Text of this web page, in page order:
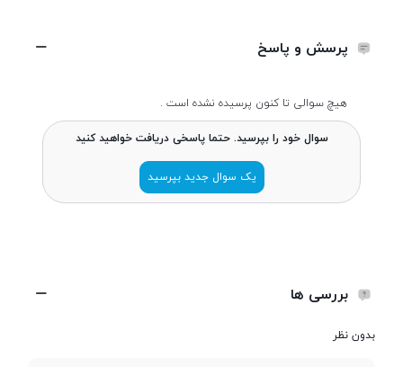
پرسش و پاسخ
هیچ سوالی تا کنون پرسیده نشده است .
سوال خود را بپرسید. حتما پاسخی دریافت خواهید کنید
یک سوال جدید بپرسید
بررسی ها
بدون نظر